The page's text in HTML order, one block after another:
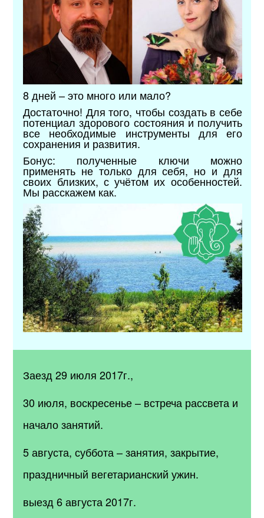
8 дней – это много или мало?
Достаточно! Для того, чтобы создать в себе
потенциал здорового состояния и получить
все необходимые инструменты для его
сохранения и развития.
Бонус: полученные ключи можно
применять не только для себя, но и для
своих близких, с учётом их особенностей.
Мы расскажем как.
Заезд 29 июля 2017г.,
30 июля, воскресенье – встреча рассвета и
начало занятий.
5 августа, суббота – занятия, закрытие,
праздничный вегетарианский ужин.
выезд 6 августа 2017г.